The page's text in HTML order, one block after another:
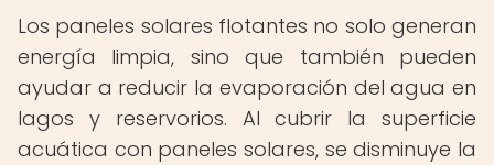
Los paneles solares flotantes no solo generan
energía limpia, sino que también pueden
ayudar a reducir la evaporación del agua en
lagos y reservorios. Al cubrir la superficie
acuática con paneles solares, se disminuye la